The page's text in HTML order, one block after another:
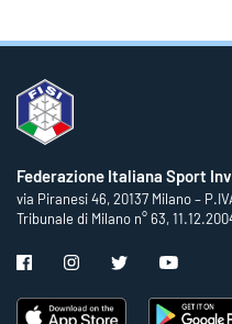
Federazione Italiana Sport
via Piranesi 46, 20137 Milano –
Tribunale di Milano n° 63,